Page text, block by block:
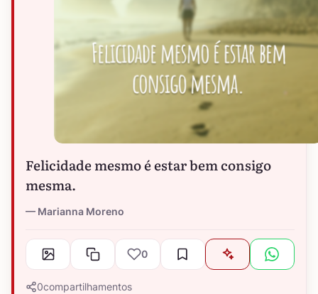
Felicidade mesmo é estar bem consigo
mesma.
Marianna Moreno
0
0compartilhamentos